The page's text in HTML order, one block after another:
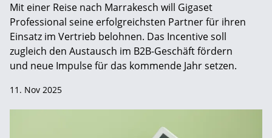
Mit einer Reise nach Marrakesch will Gigaset
Professional seine erfolgreichsten Partner für ihren
Einsatz im Vertrieb belohnen. Das Incentive soll
zugleich den Austausch im B2B-Geschäft fördern
und neue Impulse für das kommende Jahr setzen.
11. Nov 2025